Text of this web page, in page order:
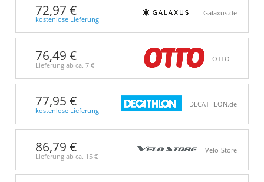
72,97 €
kostenlose Lieferung
Galaxus.de
76,49 €
Lieferung ab ca. 7 €
OTTO
77,95 €
kostenlose Lieferung
DECATHLON.de
86,79 €
Lieferung ab ca. 15 €
Velo-Store